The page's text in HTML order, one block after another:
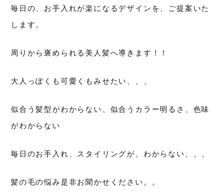
毎日の、お手入れが楽になるデザインを、ご提案いた
します。
周りから褒められる美人髪へ導きます！！
大人っぽくも可愛くもみせたい、、、
似合う髪型がわからない、似合うカラー明るさ、色味
がわからない
毎日のお手入れ、スタイリングが、わからない、、、
髪の毛の悩み是非お聞かせください。。